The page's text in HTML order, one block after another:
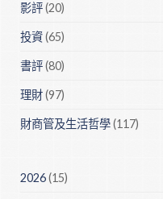
影評(20)
投資(65)
書評(80)
理財(97)
財商管及生活哲學(117)
2026(15)